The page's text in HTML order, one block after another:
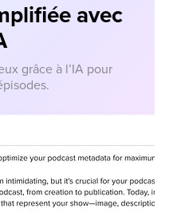
avec
grâce à l’IA pour